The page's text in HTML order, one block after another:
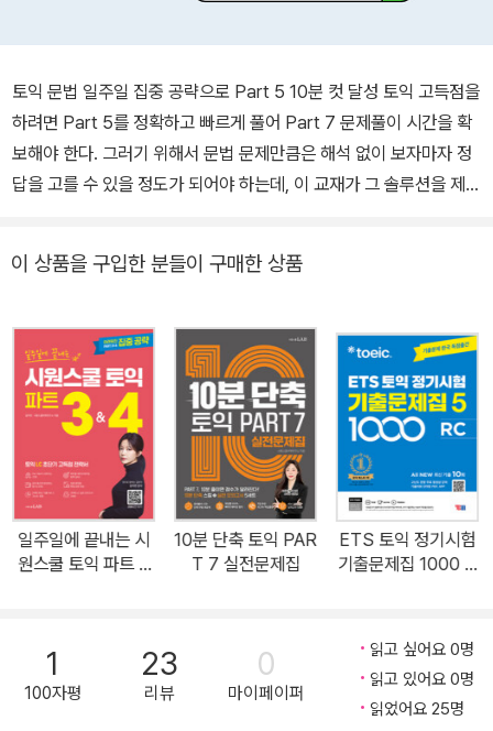
토익 문법 일주일 집중 공략으로 Part 5 10분 컷 달성 토익 고득점을
하려면 Part 5를 정확하고 빠르게 풀어 Part 7 문제풀이 시간을 확
보해야 한다. 그러기 위해서 문법 문제만큼은 해석 없이 보자마자 정
답을 고를 수 있을 정도가 되어야 하는데, 이 교재가 그 솔루션을 제공
들로 연습하여 실전 적응력을 높일 수 있도록 하였다. 또한 점수 수직
와 Part 5 10분 컷 달성을 앞당길 수 있게 하였다. 1. 이 책 한 권이면
Part 5 10분 컷 가능 - 일주일 완성 커리큘럼으로 시험에 나오는 토
익 문법만 빠르게 정리 - Part 5 문제풀이 속도와 정확도를 높여 Pa
rt 7 풀이 시간 확보 가능 2. N회독 없이 실시간으로 이해와 암기 끝
- 길토익의 밀착 가이드를 따라가다 보면 이해와 암기, 문제 풀이까지
완벽하게 끝! - 문법 용어를 최소화한 이해하기 쉬운 설명 3. 강의 들
으며 완성하는 필기노트형 교재로 학습 효과 극대화 - 일방적 제시 예
문이 아닌 출제포인트를 떠올려 정답을 골라 직접 표시하는 예문 - 주
빈칸 채우기로 바로 암기 → [STEP 2] 기출 변형 실전문제의 학습
을 통해 토익 기본기와 실전력을 동시에 완성 5. 최신 기출 트렌드 완
벽 반영 - 최신 기출 난이도 반영 - 최신 기출 논란문제 수록 6. Part
이 상품을 구입한 분들이 구매한 상품
일주일에 끝내는 시
원스쿨 토익 파트 3
10분 단축 토익 PAR
T 7 실전문제집
ETS 토익 정기시험
기출문제집 1000 V
1
100자평
23
리뷰
0
마이페이퍼
읽고 싶어요 0명
읽고 있어요 0명
읽었어요 25명